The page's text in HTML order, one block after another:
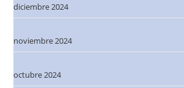
diciembre 2024
noviembre 2024
octubre 2024